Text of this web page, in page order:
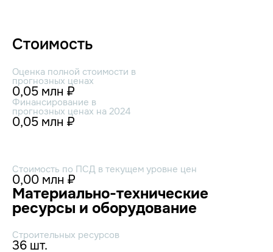
Стоимость
Оценка полной стоимости в
прогнозных ценах
0,05 млн ₽
Финансирование в
прогнозных ценах на 2024
0,05 млн ₽
Стоимость по ПСД в текущем уровне цен
0,00 млн ₽
Материально-технические
ресурсы и оборудование
Строительных ресурсов
36 шт.